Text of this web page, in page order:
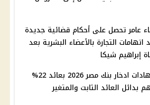
عامر تحصل على أحكام قضائية جديدة
اتهامات التجارة بالأعضاء البشرية بعد
إبراهيم شيكا
شهادات ادخار بنك مصر 2026 بعائد 22%
بدائل العائد الثابت والمتغير